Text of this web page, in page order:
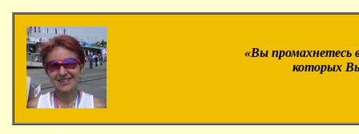
«Вы промахнетесь
которых